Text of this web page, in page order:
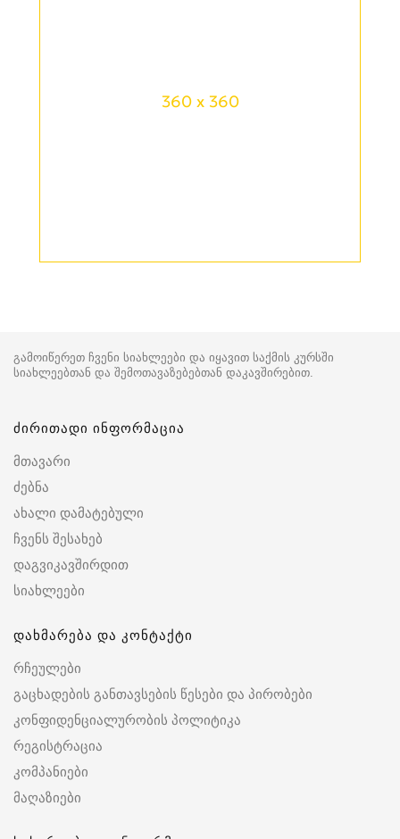
360 x 360
გამოიწერეთ ჩვენი სიახლეები და იყავით საქმის კურსში
სიახლეებთან და შემოთავაზებებთან დაკავშირებით.
ძირითადი ინფორმაცია
მთავარი
ძებნა
ახალი დამატებული
ჩვენს შესახებ
დაგვიკავშირდით
სიახლეები
დახმარება და კონტაქტი
რჩეულები
გაცხადების განთავსების წესები და პირობები
კონფიდენციალურობის პოლიტიკა
რეგისტრაცია
კომპანიები
მაღაზიები